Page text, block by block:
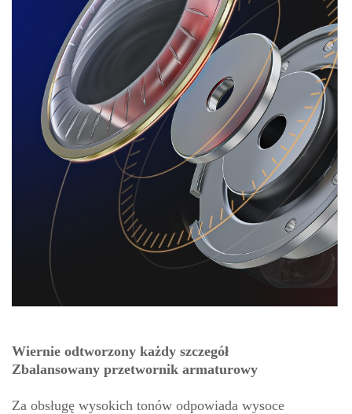
Wiernie odtworzony każdy szczegół
Zbalansowany przetwornik armaturowy
Za obsługę wysokich tonów odpowiada wysoce